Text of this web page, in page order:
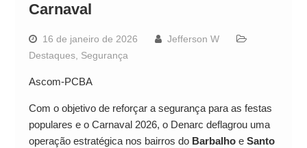
Carnaval
16 de janeiro de 2026
Jefferson W
Destaques, Segurança
Ascom-PCBA
Com o objetivo de reforçar a segurança para as festas
populares e o Carnaval 2026, o Denarc deflagrou uma
operação estratégica nos bairros do Barbalhoe Santo